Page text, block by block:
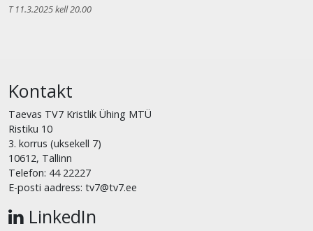
T 11.3.2025 kell 20.00
Kontakt
Taevas TV7 Kristlik Ühing MTÜ
Ristiku 10
3. korrus (uksekell 7)
10612, Tallinn
Telefon: 44 22227
E-posti aadress: tv7@tv7.ee
LinkedIn